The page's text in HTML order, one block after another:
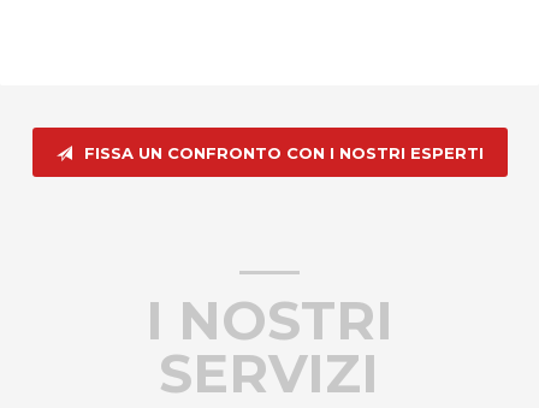
FISSA UN CONFRONTO CON I NOSTRI ESPERTI
I NOSTRI
SERVIZI